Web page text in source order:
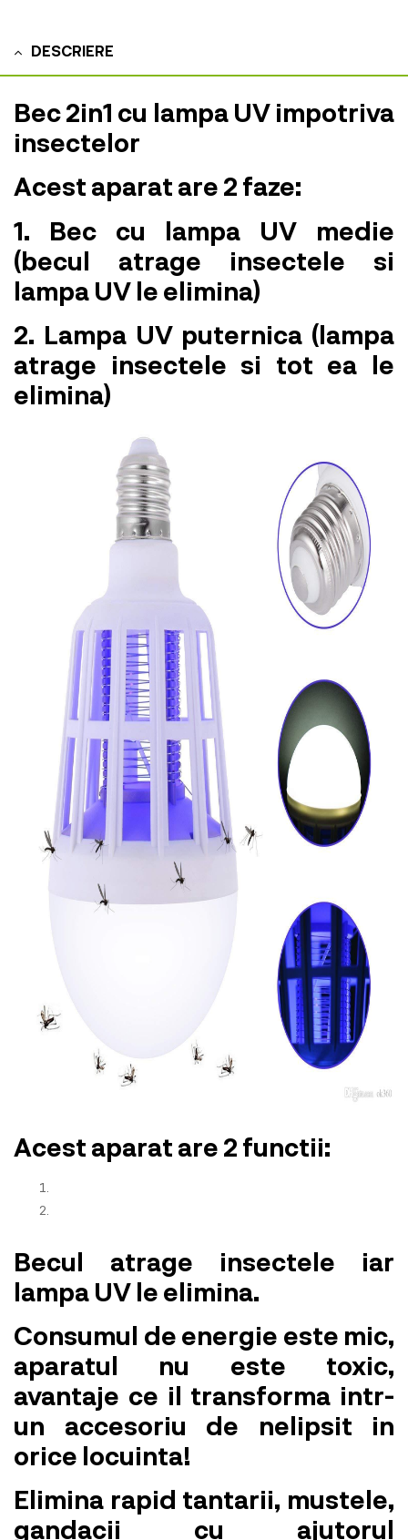
DESCRIERE
Bec 2in1 cu lampa UV impotriva
insectelor
Acest aparat are 2 faze:
1. Bec cu lampa UV medie
(becul atrage insectele si
lampa UV le elimina)
2. Lampa UV puternica (lampa
atrage insectele si tot ea le
elimina)
Acest aparat are 2 functii:
Becul atrage insectele iar
lampa UV le elimina.
Consumul de energie este mic,
aparatul nu este toxic,
avantaje ce il transforma intr-
un accesoriu de nelipsit in
orice locuinta!
Elimina rapid tantarii, mustele,
gandacii cu ajutorul